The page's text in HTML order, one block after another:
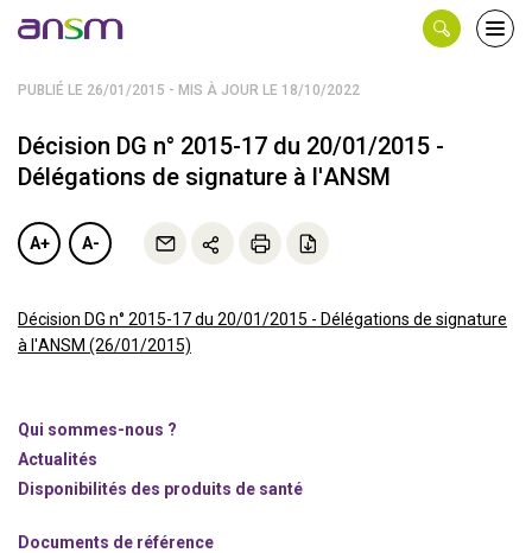
PUBLIÉ LE 26/01/2015 - MIS À JOUR LE 18/10/2022
Décision DG n° 2015-17 du 20/01/2015 -
Délégations de signature à l'ANSM
A+ A-
Décision DG n° 2015-17 du 20/01/2015 - Délégations de signature
à l'ANSM (26/01/2015)
Qui sommes-nous ?
Actualités
Disponibilités des produits de santé
Documents de référence